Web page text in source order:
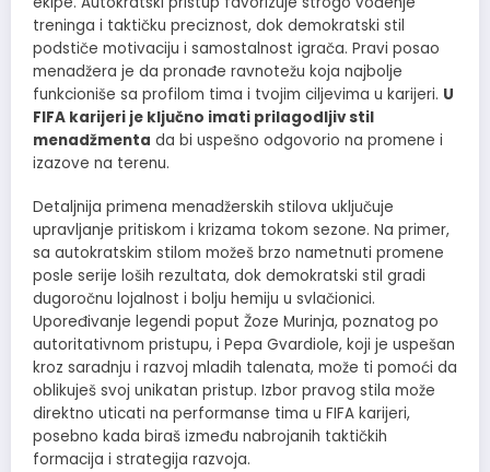
treninga i taktičku preciznost, dok demokratski stil
podstiče motivaciju i samostalnost igrača. Pravi posao
menadžera je da pronađe ravnotežu koja najbolje
funkcioniše sa profilom tima i tvojim ciljevima u karijeri. U
FIFA karijeri je ključno imati prilagodljiv stil
menadžmenta da bi uspešno odgovorio na promene i
izazove na terenu.
Detaljnija primena menadžerskih stilova uključuje
upravljanje pritiskom i krizama tokom sezone. Na primer,
sa autokratskim stilom možeš brzo nametnuti promene
posle serije loših rezultata, dok demokratski stil gradi
dugoročnu lojalnost i bolju hemiju u svlačionici.
Upoređivanje legendi poput Žoze Murinja, poznatog po
autoritativnom pristupu, i Pepa Gvardiole, koji je uspešan
kroz saradnju i razvoj mladih talenata, može ti pomoći da
oblikuješ svoj unikatan pristup. Izbor pravog stila može
direktno uticati na performanse tima u FIFA karijeri,
posebno kada biraš između nabrojanih taktičkih
formacija i strategija razvoja.